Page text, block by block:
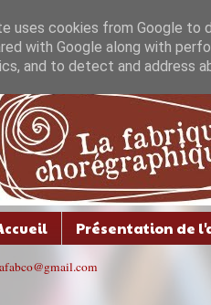
Présentation de
uses cookies from Google to
with Google along with
and to detect and address